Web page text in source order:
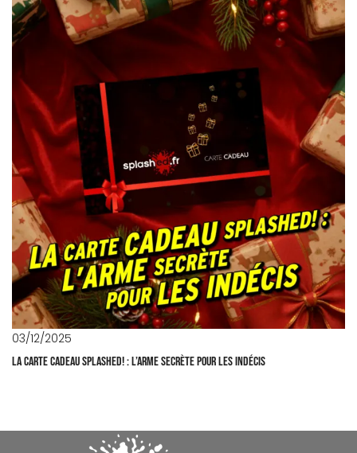
03/12/2025
La carte cadeau Splashed! : l’arme secrète pour les indécis